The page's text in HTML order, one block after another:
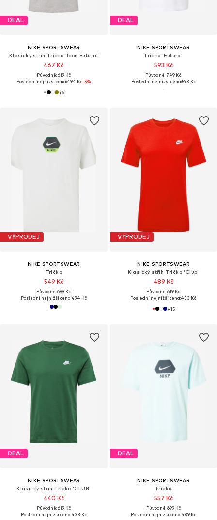
DEAL
NIKE SPORTSWEAR
Klasický střih Tričko 'Icon Futura'
467 Kč
Původně: 619 Kč
Poslední nejnižší cena:494 Kč-5%
+6
DEAL
NIKE SPORTSWEAR
Tričko 'Futura'
593 Kč
Původně: 749 Kč
Poslední nejnižší cena:593 Kč
VÝPRODEJ
NIKE SPORTSWEAR
Tričko
549 Kč
Původně: 699 Kč
Poslední nejnižší cena:494 Kč
VÝPRODEJ
NIKE SPORTSWEAR
Klasický střih Tričko 'Club'
489 Kč
Původně: 619 Kč
Poslední nejnižší cena:433 Kč
+15
DEAL
NIKE SPORTSWEAR
Klasický střih Tričko 'CLUB'
440 Kč
Původně: 619 Kč
Poslední nejnižší cena:433 Kč
DEAL
NIKE SPORTSWEAR
Tričko
557 Kč
Původně: 699 Kč
Poslední nejnižší cena:489 Kč